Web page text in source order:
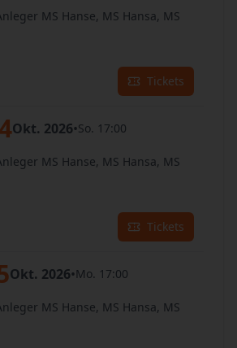
MS Hanse, MS Hansa, MS
Tickets
Okt. 2026•So. 17:00
MS Hanse, MS Hansa, MS
Tickets
Okt. 2026•Mo. 17:00
MS Hanse, MS Hansa, MS